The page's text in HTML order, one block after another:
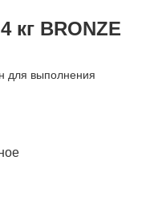
кг BRONZE
для выполнения